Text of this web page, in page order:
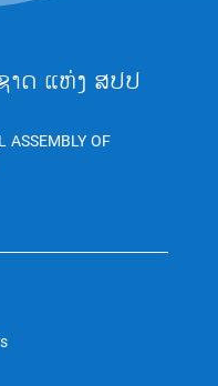
າດ ແຫ່ງ ສປປ
ASSEMBLY OF